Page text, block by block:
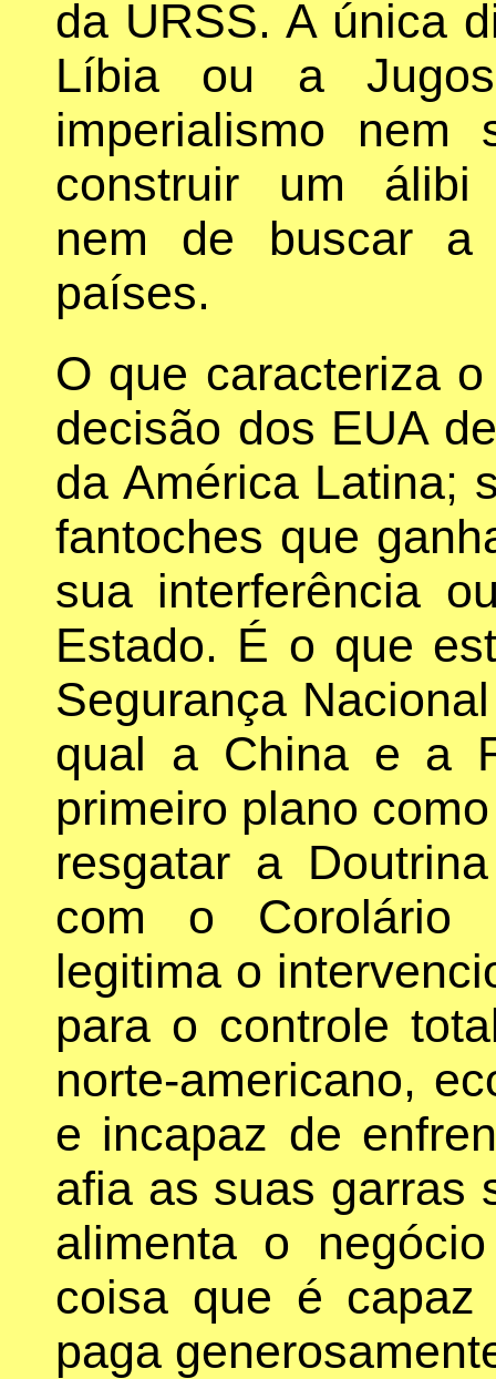
da URSS. A única
Líbia ou a
imperialismo
construir um álibi
nem de buscar a
países.
O que caracteriza
decisão dos EUA
da América Latina;
fantoches que
sua interferência
Estado. É o que
Segurança
qual a China e a
primeiro plano
resgatar a
com o Corolário
legitima o
para o controle
norte-americano,
e incapaz de
afia as suas garras
alimenta o
coisa que é
paga